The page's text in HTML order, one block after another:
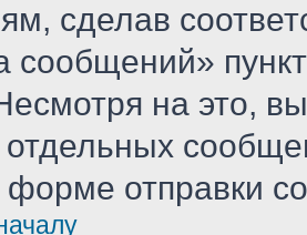
сделав
сообщений»
на это,
отдельных
форме отправки